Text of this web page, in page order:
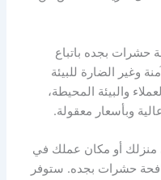
حشرات بجده باتباع
وغير الضارة للبيئة
والبيئة المحيطة،
وبأسعار معقولة.
أو مكان عملك في
حشرات بجده. ستوفر